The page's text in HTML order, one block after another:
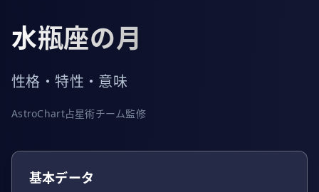
水瓶座の月
性格・特性・意味
AstroChart占星術チーム監修
基本データ